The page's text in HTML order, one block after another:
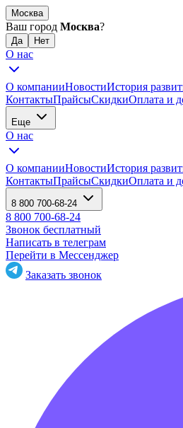
Москва
Ваш город Москва?
О нас
О компанииНовостиИстория
КонтактыПрайсыСкидкиОплата и
Еще
О нас
О компанииНовостиИстория
КонтактыПрайсыСкидкиОплата и
8 800 700-68-24
8 800 700-68-24
Звонок бесплатный
Написать в телеграм
Перейти в Мессенджер
Заказать звонок